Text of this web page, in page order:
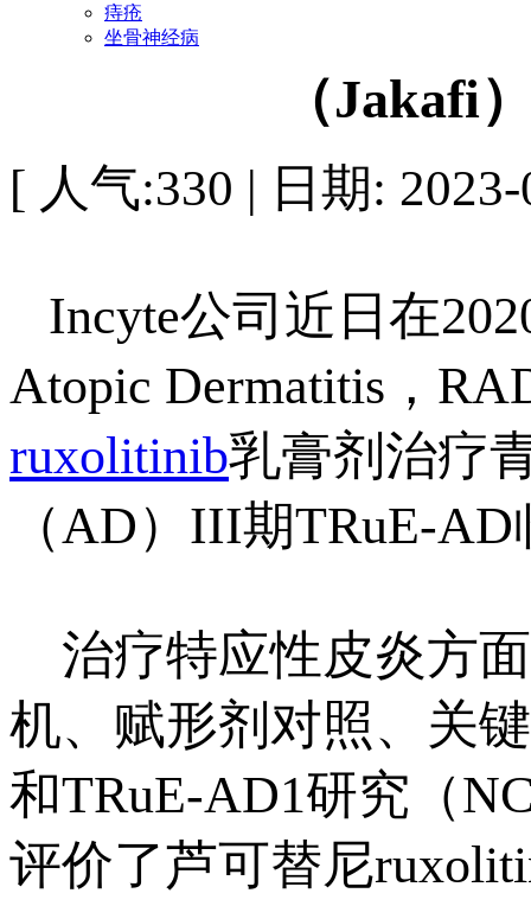
痔疮
坐骨神经病
（Jakafi
[ 人气:330 | 日期:
Incyte公司近日在
Atopic Dermatitis，
ruxolitinib乳膏剂治疗
（AD）III期TRuE-
治疗特应性皮炎方
机、赋形剂对照、关
和TRuE-AD1研究（
评价了芦可替尼